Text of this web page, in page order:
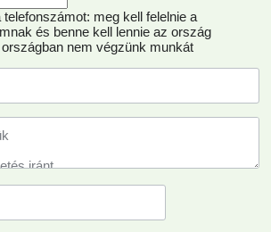
meg kell felelnie a
és benne kell lennie az ország
nem végzünk munkát